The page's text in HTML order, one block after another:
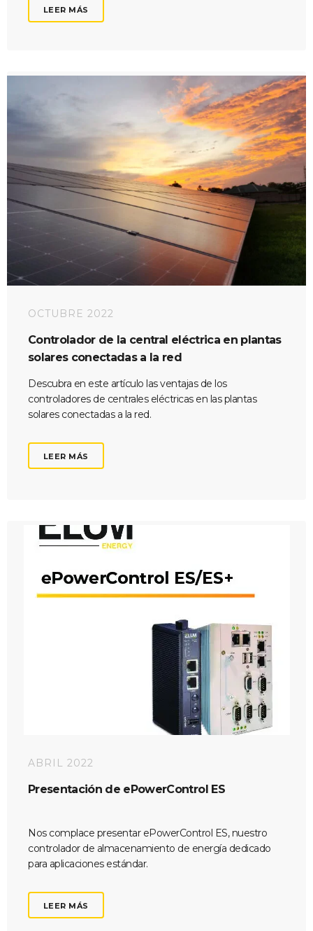
LEER MÁS
OCTUBRE 2022
Controlador de la central eléctrica en plantas
solares conectadas a la red
Descubra en este artículo las ventajas de los
controladores de centrales eléctricas en las plantas
solares conectadas a la red.
LEER MÁS
ABRIL 2022
Presentación de ePowerControl ES
Nos complace presentar ePowerControl ES, nuestro
controlador de almacenamiento de energía dedicado
para aplicaciones estándar.
LEER MÁS